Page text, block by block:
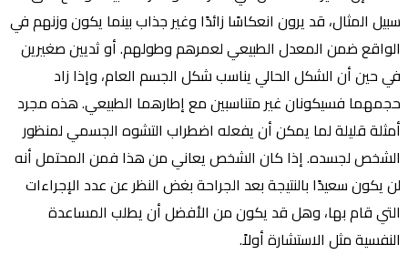
سبيل المثال، قد يرون انعكاسًا زائدًا وغير جذاب بينما يكون وزنهم في
الواقع ضمن المعدل الطبيعي لعمرهم وطولهم. أو ثديين صغيرين
في حين أن الشكل الحالي يناسب شكل الجسم العام، وإذا زاد
حجمهما فسيكونان غير متناسبين مع إطارهما الطبيعي. هذه مجرد
أمثلة قليلة لما يمكن أن يفعله اضطراب التشوه الجسمي لمنظور
الشخص لجسده. إذا كان الشخص يعاني من هذا فمن المحتمل أنه
لن يكون سعيدًا بالنتيجة بعد الجراحة بغض النظر عن عدد الإجراءات
التي قام بها، وهل قد يكون من الأفضل أن يطلب المساعدة
النفسية مثل الاستشارة أولاً.